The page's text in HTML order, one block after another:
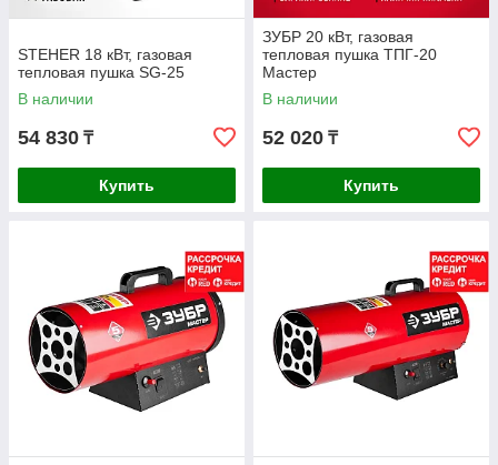
STEHER 18 кВт, газовая
тепловая пушка SG-25
В наличии
54 830 ₸
Купить
ЗУБР 20 кВт, газовая
тепловая пушка ТПГ-20
Мастер
В наличии
52 020 ₸
Купить